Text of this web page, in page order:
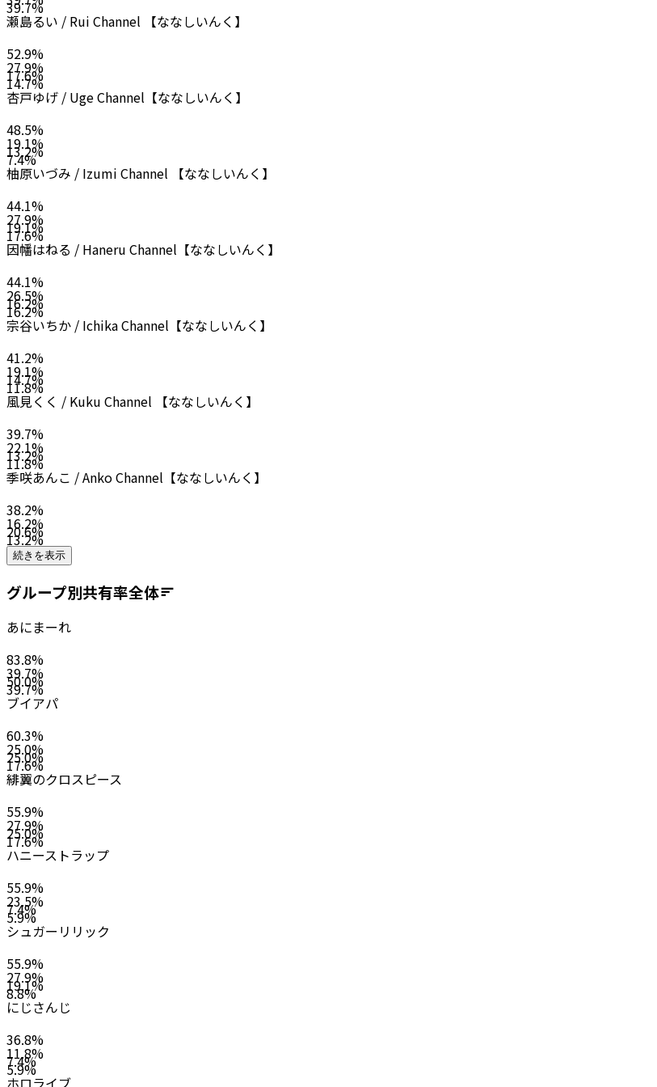
39.7%
瀬島るい / Rui Channel 【ななしいんく】
52.9%
27.9%
17.6%
14.7%
杏戸ゆげ / Uge Channel【ななしいんく】
48.5%
19.1%
13.2%
7.4%
柚原いづみ / Izumi Channel 【ななしいんく】
44.1%
27.9%
19.1%
17.6%
因幡はねる / Haneru Channel【ななしいんく】
44.1%
26.5%
16.2%
16.2%
宗谷いちか / Ichika Channel【ななしいんく】
41.2%
19.1%
14.7%
11.8%
風見くく / Kuku Channel 【ななしいんく】
39.7%
22.1%
13.2%
11.8%
季咲あんこ / Anko Channel【ななしいんく】
38.2%
16.2%
20.6%
13.2%
続きを表示
グループ別共有率全体
あにまーれ
83.8%
39.7%
50.0%
39.7%
ブイアパ
60.3%
25.0%
25.0%
17.6%
緋翼のクロスピース
55.9%
27.9%
25.0%
17.6%
ハニーストラップ
55.9%
23.5%
7.4%
5.9%
シュガーリリック
55.9%
27.9%
19.1%
8.8%
にじさんじ
36.8%
11.8%
7.4%
5.9%